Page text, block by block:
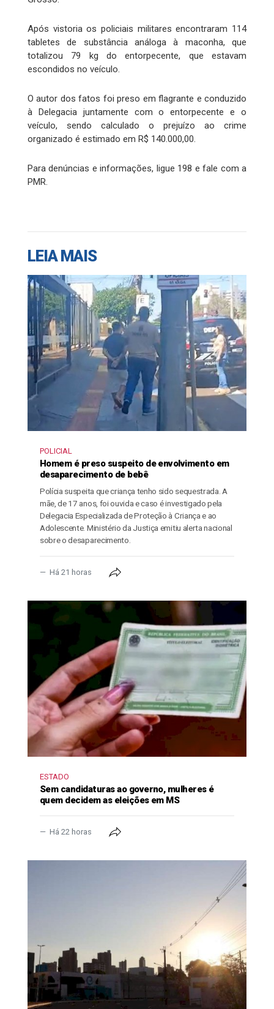
Após vistoria os policiais militares encontraram 114
tabletes de substância análoga à maconha, que
totalizou 79 kg do entorpecente, que estavam
escondidos no veículo.
O autor dos fatos foi preso em flagrante e conduzido
à Delegacia juntamente com o entorpecente e o
veículo, sendo calculado o prejuízo ao crime
organizado é estimado em R$ 140.000,00.
Para denúncias e informações, ligue 198 e fale com a
PMR.
LEIA MAIS
POLICIAL
Homem é preso suspeito de envolvimento em
desaparecimento de bebê
Polícia suspeita que criança tenho sido sequestrada. A
mãe, de 17 anos, foi ouvida e caso é investigado pela
Delegacia Especializada de Proteção à Criança e ao
Adolescente. Ministério da Justiça emitiu alerta nacional
sobre o desaparecimento.
Há 21 horas
ESTADO
Sem candidaturas ao governo, mulheres é
quem decidem as eleições em MS
Há 22 horas